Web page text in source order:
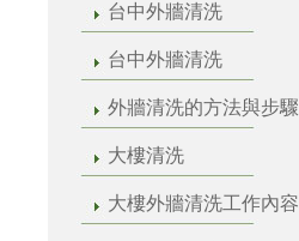
台中外牆清洗
台中外牆清洗
外牆清洗的方法與步驟
大樓清洗
大樓外牆清洗工作內容